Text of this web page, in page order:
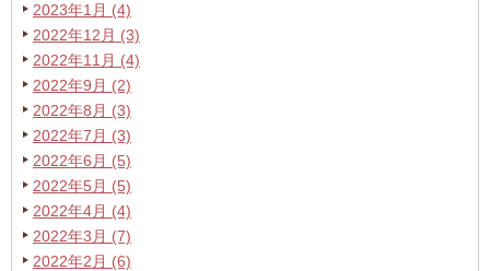
2023年1月 (4)
2022年12月 (3)
2022年11月 (4)
2022年9月 (2)
2022年8月 (3)
2022年7月 (3)
2022年6月 (5)
2022年5月 (5)
2022年4月 (4)
2022年3月 (7)
2022年2月 (6)